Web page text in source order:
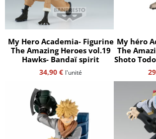
My Hero Academia- Figurine
The Amazing Heroes vol.19
Hawks- Bandaï spirit
34,90 € l'unité
My héro
The
Shoto